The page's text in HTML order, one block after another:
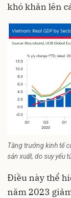
khó khăn lên
Tăng trưởng kinh tế
sản xuất, do suy yếu
Điều này thể
năm 2023